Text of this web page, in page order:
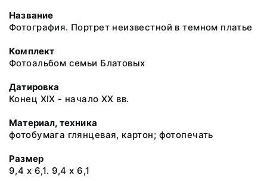
Название
Фотография. Портрет неизвестной в темном платье
Комплект
Фотоальбом семьи Блатовых
Датировка
Конец XIX - начало XX вв.
Материал, техника
фотобумага глянцевая, картон; фотопечать
Размер
9,4 x 6,1. 9,4 x 6,1